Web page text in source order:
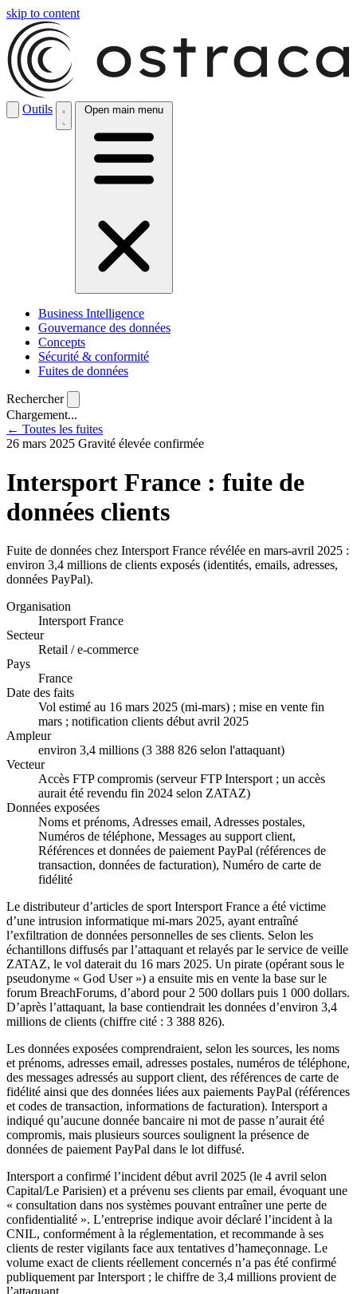
skip to content
Outils Open main menu
Business Intelligence
Gouvernance des données
Concepts
Sécurité & conformité
Fuites de données
Rechercher
Chargement...
← Toutes les fuites
26 mars 2025 Gravité élevée confirmée
Intersport France : fuite de
données clients
Fuite de données chez Intersport France révélée en mars-avril 2025 :
environ 3,4 millions de clients exposés (identités, emails, adresses,
données PayPal).
Organisation
Intersport France
Secteur
Retail / e-commerce
Pays
France
Date des faits
Vol estimé au 16 mars 2025 (mi-mars) ; mise en vente fin
mars ; notification clients début avril 2025
Ampleur
environ 3,4 millions (3 388 826 selon l'attaquant)
Vecteur
Accès FTP compromis (serveur FTP Intersport ; un accès
aurait été revendu fin 2024 selon ZATAZ)
Données exposées
Noms et prénoms, Adresses email, Adresses postales,
Numéros de téléphone, Messages au support client,
Références et données de paiement PayPal (références de
transaction, données de facturation), Numéro de carte de
fidélité
Le distributeur d’articles de sport Intersport France a été victime
d’une intrusion informatique mi-mars 2025, ayant entraîné
l’exfiltration de données personnelles de ses clients. Selon les
échantillons diffusés par l’attaquant et relayés par le service de veille
ZATAZ, le vol daterait du 16 mars 2025. Un pirate (opérant sous le
pseudonyme « God User ») a ensuite mis en vente la base sur le
forum BreachForums, d’abord pour 2 500 dollars puis 1 000 dollars.
D’après l’attaquant, la base contiendrait les données d’environ 3,4
millions de clients (chiffre cité : 3 388 826).
Les données exposées comprendraient, selon les sources, les noms
et prénoms, adresses email, adresses postales, numéros de téléphone,
des messages adressés au support client, des références de carte de
fidélité ainsi que des données liées aux paiements PayPal (références
et codes de transaction, informations de facturation). Intersport a
indiqué qu’aucune donnée bancaire ni mot de passe n’aurait été
compromis, mais plusieurs sources soulignent la présence de
données de paiement PayPal dans le lot diffusé.
Intersport a confirmé l’incident début avril 2025 (le 4 avril selon
Capital/Le Parisien) et a prévenu ses clients par email, évoquant une
« consultation dans nos systèmes pouvant entraîner une perte de
confidentialité ». L’entreprise indique avoir déclaré l’incident à la
CNIL, conformément à la réglementation, et recommande à ses
clients de rester vigilants face aux tentatives d’hameçonnage. Le
volume exact de clients réellement concernés n’a pas été confirmé
publiquement par Intersport ; le chiffre de 3,4 millions provient de